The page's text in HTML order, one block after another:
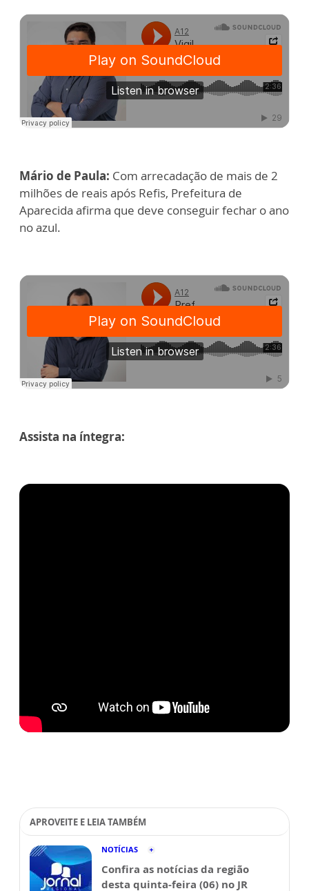
Mário de Paula: Com arrecadação de mais de 2
milhões de reais após Refis, Prefeitura de
Aparecida afirma que deve conseguir fechar o ano
no azul.
Assista na íntegra:
APROVEITE E LEIA TAMBÉM
NOTÍCIAS
Confira as notícias da região
desta quinta-feira (06) no JR